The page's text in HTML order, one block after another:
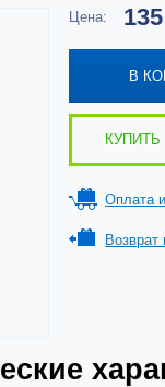
Цена:
В
КУПИТЬ
Оплата
Возврат